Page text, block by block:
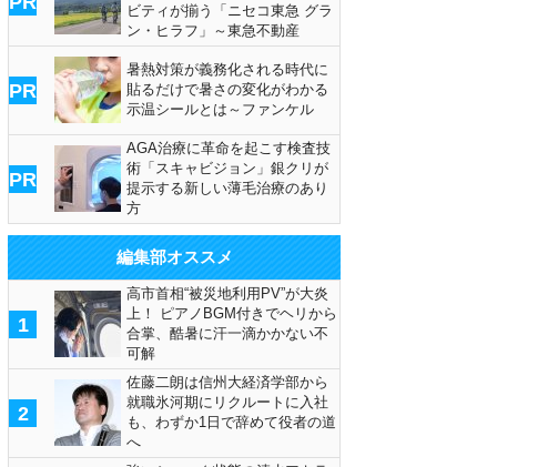
ビティが揃う「ニセコ東急 グラ
ン・ヒラフ」～東急不動産
PR
暑熱対策が義務化される時代に
貼るだけで暑さの変化がわかる
示温シールとは～ファンケル
PR
AGA治療に革命を起こす検査技
術「スキャビジョン」銀クリが
提示する新しい薄毛治療のあり
方
編集部オススメ
1
高市首相“被災地利用PV”が大炎
上！ ピアノBGM付きでヘリから
合掌、酷暑に汗一滴かかない不
可解
2
佐藤二朗は信州大経済学部から
就職氷河期にリクルートに入社
も、わずか1日で辞めて役者の道
へ